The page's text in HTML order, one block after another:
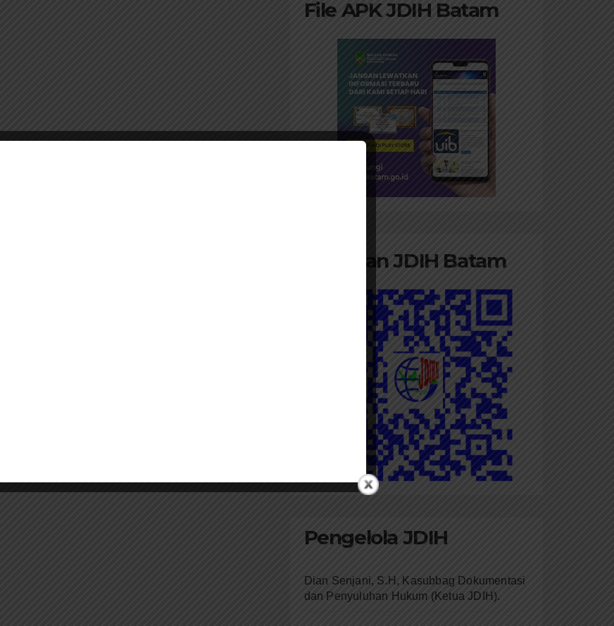
File APK JDIH Batam
Panduan JDIH Batam
Pengelola JDIH
Dian Senjani, S.H, Kasubbag Dokumentasi
dan Penyuluhan Hukum (Ketua JDIH).